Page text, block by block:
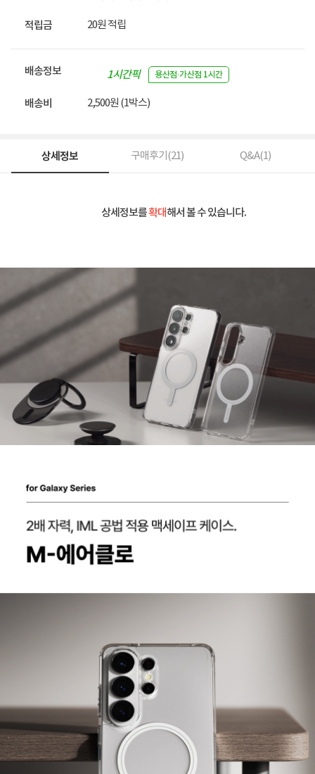
적립금 20원 적립
배송정보
1시간픽
용산점·가산점 1시간
배송비 2,500원 (1박스)
상세정보 구매후기(21) Q&A(1)
상세정보를확대해서 볼 수 있습니다.